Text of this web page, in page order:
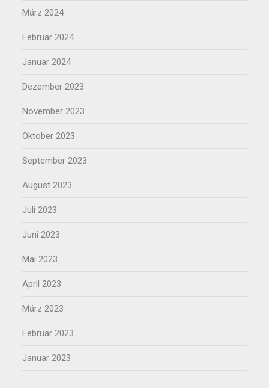
März 2024
Februar 2024
Januar 2024
Dezember 2023
November 2023
Oktober 2023
September 2023
August 2023
Juli 2023
Juni 2023
Mai 2023
April 2023
März 2023
Februar 2023
Januar 2023